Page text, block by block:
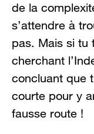
de la
s’attendre à
pas. Mais si tu
cherchant
concluant que
courte pour y
fausse route !